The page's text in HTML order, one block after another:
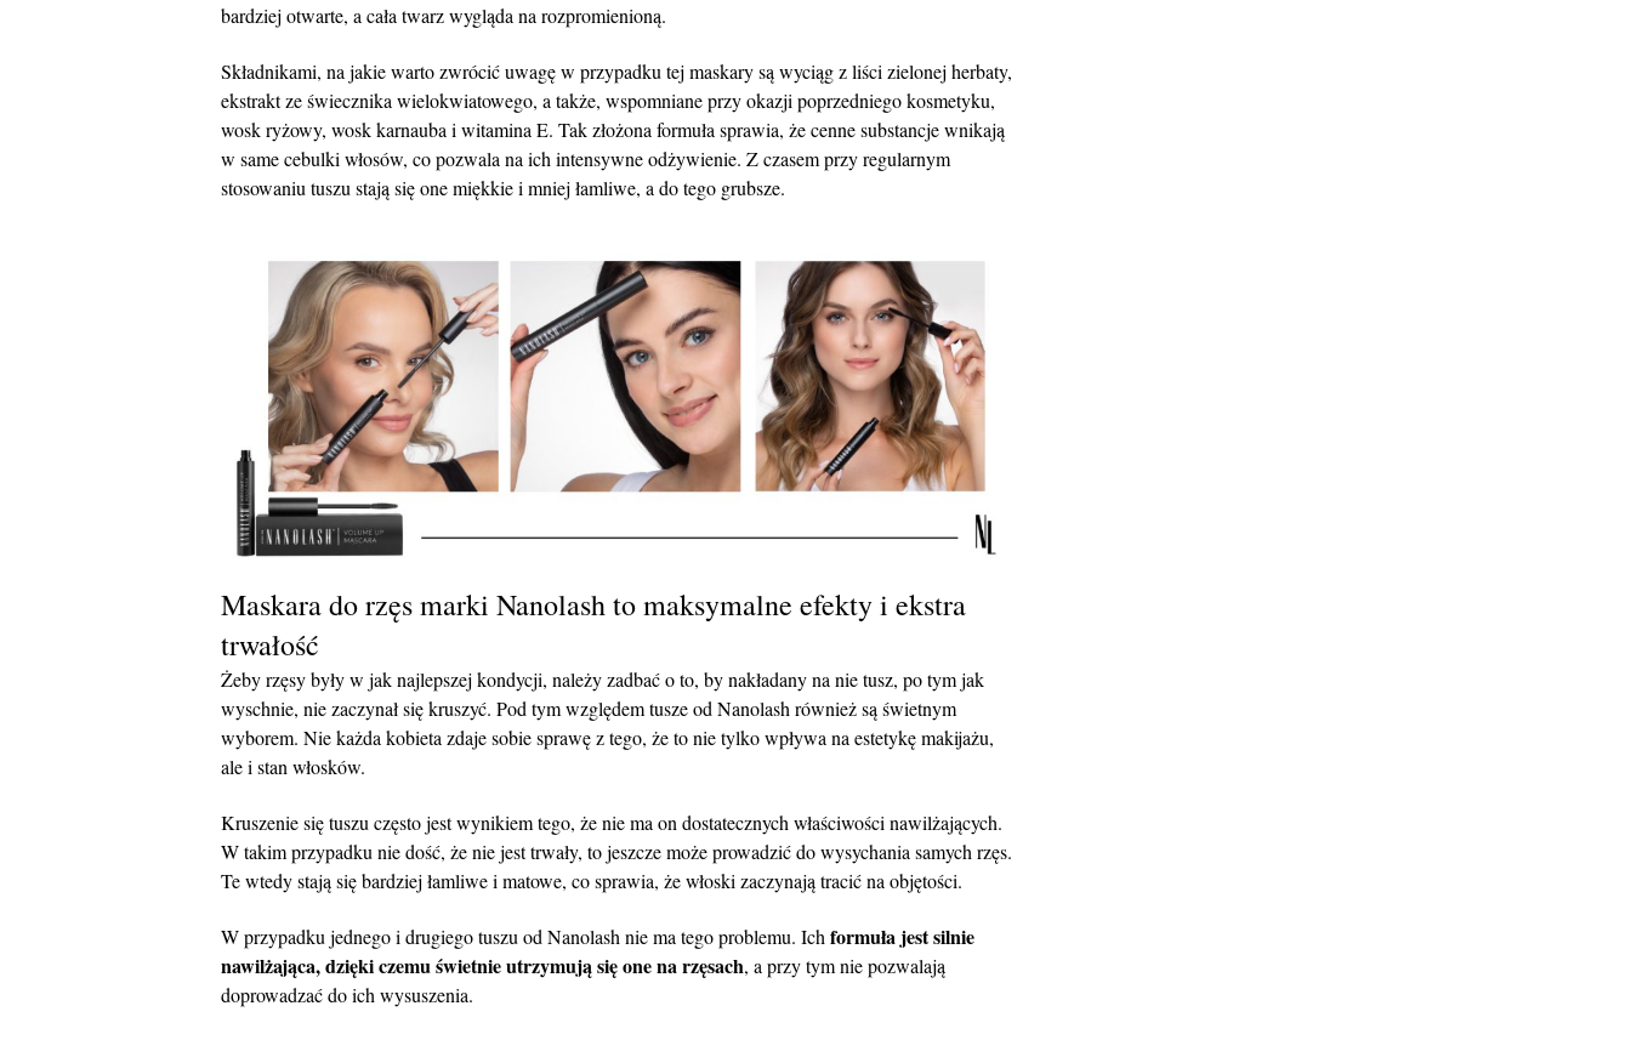
bardziej otwarte, a cała twarz wygląda na rozpromienioną.
Składnikami, na jakie warto zwrócić uwagę w przypadku tej maskary są wyciąg z liści zielonej herbaty,
ekstrakt ze świecznika wielokwiatowego, a także, wspomniane przy okazji poprzedniego kosmetyku,
wosk ryżowy, wosk karnauba i witamina E. Tak złożona formuła sprawia, że cenne substancje wnikają
w same cebulki włosów, co pozwala na ich intensywne odżywienie. Z czasem przy regularnym
stosowaniu tuszu stają się one miękkie i mniej łamliwe, a do tego grubsze.
Maskara do rzęs marki Nanolash to maksymalne efekty i ekstra
trwałość
Żeby rzęsy były w jak najlepszej kondycji, należy zadbać o to, by nakładany na nie tusz, po tym jak
wyschnie, nie zaczynał się kruszyć. Pod tym względem tusze od Nanolash również są świetnym
wyborem. Nie każda kobieta zdaje sobie sprawę z tego, że to nie tylko wpływa na estetykę makijażu,
ale i stan włosków.
Kruszenie się tuszu często jest wynikiem tego, że nie ma on dostatecznych właściwości nawilżających.
W takim przypadku nie dość, że nie jest trwały, to jeszcze może prowadzić do wysychania samych rzęs.
Te wtedy stają się bardziej łamliwe i matowe, co sprawia, że włoski zaczynają tracić na objętości.
W przypadku jednego i drugiego tuszu od Nanolash nie ma tego problemu. Ich formuła jest silnie
nawilżająca, dzięki czemu świetnie utrzymują się one na rzęsach, a przy tym nie pozwalają
doprowadzać do ich wysuszenia.